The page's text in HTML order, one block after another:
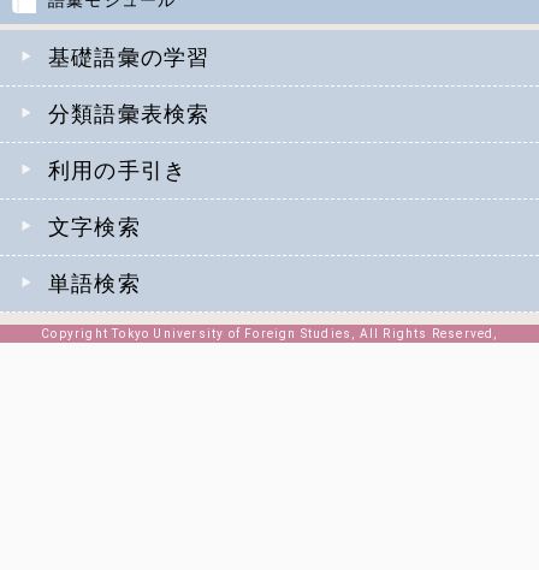
基礎語彙の学習
分類語彙表検索
利用の手引き
文字検索
単語検索
Copyright Tokyo University of Foreign Studies, All Rights Reserved,